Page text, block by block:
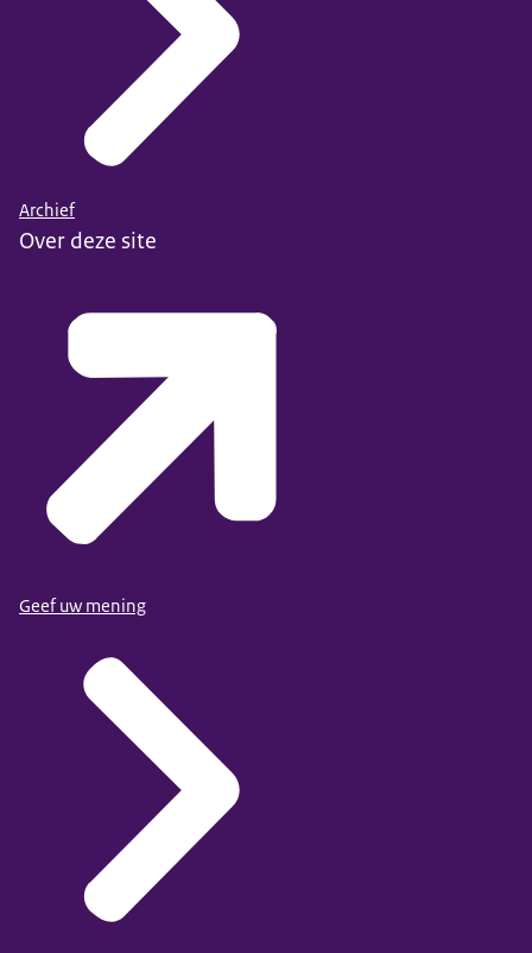
Archief
Over deze site
Geef uw mening